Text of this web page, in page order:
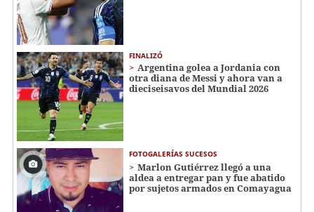
FINALIZÓ
Argentina golea a Jordania con
otra diana de Messi y ahora van a
dieciseisavos del Mundial 2026
FOTOGALERÍAS SUCESOS
Marlon Gutiérrez llegó a una
aldea a entregar pan y fue abatido
por sujetos armados en Comayagua